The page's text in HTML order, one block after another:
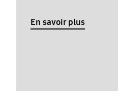
En savoir plus